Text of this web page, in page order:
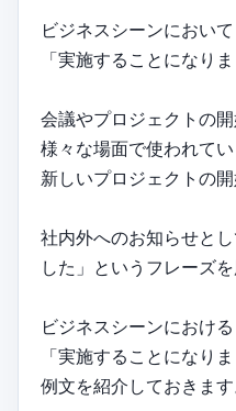
ビジネスシーンにおいて
「実施することになり
会議やプロジェクトの
様々な場面で使われてい
新しいプロジェクトの開
社内外へのお知らせと
した」というフレーズを
ビジネスシーンにおける
「実施することになり
例文を紹介しておきます